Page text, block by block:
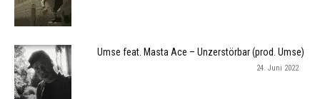
Umse feat. Masta Ace – Unzerstörbar (prod. Umse)
24. Juni 2022